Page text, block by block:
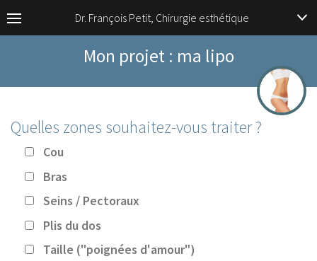
Dr. François Petit, Chirurgie esthétique
Mon projet : ma lipo
Quelles zones souhaitez-vous traiter ?
Cou
Bras
Seins / Pectoraux
Plis du dos
Taille ("poignées d'amour")